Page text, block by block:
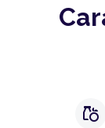
grocery